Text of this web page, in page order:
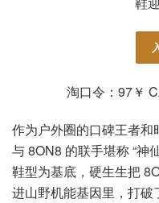
淘口令：97￥
作为户外圈的口碑王者
与 8ON8 的联手堪称 “神
鞋型为基底，硬生生把
进山野机能基因里，打破